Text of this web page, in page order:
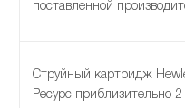
поставленной
Струйный картридж
Ресурс приблизительно